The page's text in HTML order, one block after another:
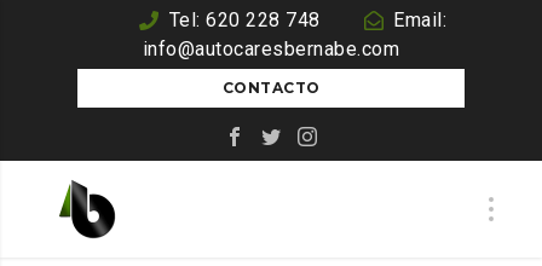
Tel: 620 228 748
Email:
info@autocaresbernabe.com
CONTACTO